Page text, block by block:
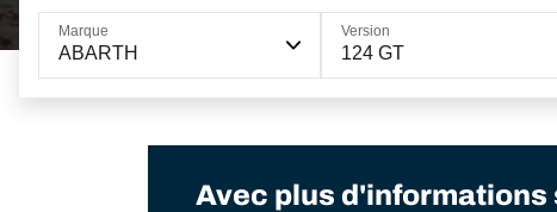
Marque
ABARTH
Version
124 GT
Avec plus d'informations